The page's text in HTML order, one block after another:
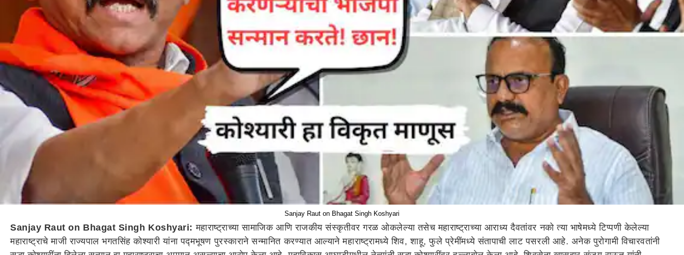
Sanjay Raut on Bhagat Singh Koshyari
Sanjay Raut on Bhagat Singh Koshyari:महाराष्ट्राच्या सामाजिक आणि राजकीय संस्कृतीवर गरळ ओकलेल्या तसेच महाराष्ट्राच्या आराध्य दैवतांवर नको त्या भाषेमध्ये टिप्पणी केलेल्या
महाराष्ट्राचे माजी राज्यपाल भगतसिंह कोश्यारी यांना पद्मभूषण पुरस्काराने सन्मानित करण्यात आल्याने महाराष्ट्रामध्ये शिव, शाहू, फुले प्रेमींमध्ये संतापाची लाट पसरली आहे. अनेक पुरोगामी विचारवतांनी